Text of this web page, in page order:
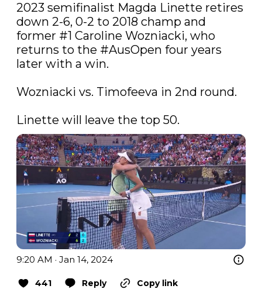
2023 semifinalist Magda Linette retires
down 2-6, 0-2 to 2018 champ and
former #1 Caroline Wozniacki, who
returns to the #AusOpen four years
later with a win.
Wozniacki vs. Timofeeva in 2nd round.
Linette will leave the top 50.
9:20 AM · Jan 14, 2024
441 Reply
Copy link